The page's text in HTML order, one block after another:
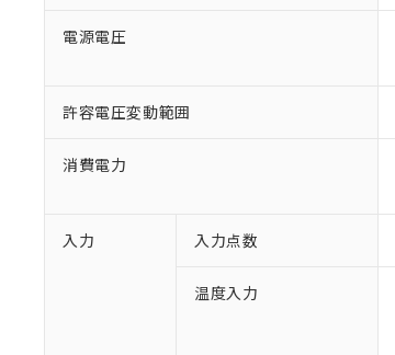
電源電圧
許容電圧変動範囲
消費電力
入力 入力点数
温度入力